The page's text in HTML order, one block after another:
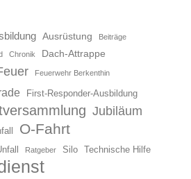
Ausrüstung Beiträge
Chronik
Dach-Attrappe
Feuerwehr Berkenthin
First-Responder-Ausbildung
Jubiläum
O-Fahrt
Ratgeber Silo Technische Hilfe